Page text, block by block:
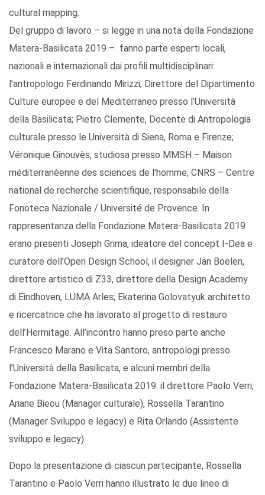
cultural mapping.
Del gruppo di lavoro – si legge in una nota della Fondazione
Matera-Basilicata 2019 – fanno parte esperti locali,
nazionali e internazionali dai profili multidisciplinari:
l’antropologo Ferdinando Mirizzi, Direttore del Dipartimento
Culture europee e del Mediterraneo presso l’Università
della Basilicata; Pietro Clemente, Docente di Antropologia
culturale presso le Università di Siena, Roma e Firenze;
Véronique Ginouvès, studiosa presso MMSH – Maison
méditerranèenne des sciences de l'homme, CNRS – Centre
national de recherche scientifique, responsabile della
Fonoteca Nazionale / Université de Provence. In
rappresentanza della Fondazione Matera-Basilicata 2019
erano presenti Joseph Grima, ideatore del concept I-Dea e
curatore dell’Open Design School, il designer Jan Boelen,
direttore artistico di Z33, direttore della Design Academy
di Eindhoven, LUMA Arles; Ekaterina Golovatyuk architetto
e ricercatrice che ha lavorato al progetto di restauro
dell’Hermitage. All’incontro hanno preso parte anche
Francesco Marano e Vita Santoro, antropologi presso
l’Università della Basilicata, e alcuni membri della
Fondazione Matera-Basilicata 2019: il direttore Paolo Verri,
Ariane Bieou (Manager culturale), Rossella Tarantino
(Manager Sviluppo e legacy) e Rita Orlando (Assistente
sviluppo e legacy).
Dopo la presentazione di ciascun partecipante, Rossella
Tarantino e Paolo Verri hanno illustrato le due linee di